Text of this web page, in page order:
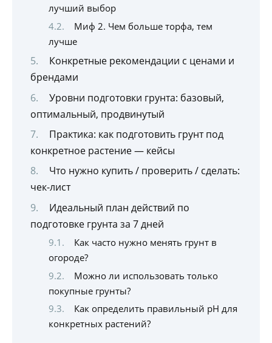
лучший выбор
Миф 2. Чем больше торфа, тем
лучше
Конкретные рекомендации с ценами и
брендами
Уровни подготовки грунта: базовый,
оптимальный, продвинутый
Практика: как подготовить грунт под
конкретное растение — кейсы
Что нужно купить / проверить / сделать:
чек-лист
Идеальный план действий по
подготовке грунта за 7 дней
Как часто нужно менять грунт в
огороде?
Можно ли использовать только
покупные грунты?
Как определить правильный pH для
конкретных растений?